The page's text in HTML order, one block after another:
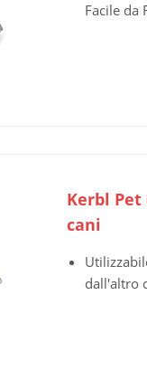
Facile da
Kerbl Pet
cani
dall'altro